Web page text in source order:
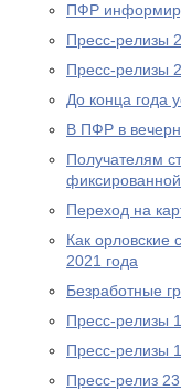
ПФР
Пресс-релизы
Пресс-релизы
До конца года
В ПФР в
Получателям
Переход на
Как орловские
2021 года
Безработные
Пресс-релизы
Пресс-релизы
Пресс-релиз